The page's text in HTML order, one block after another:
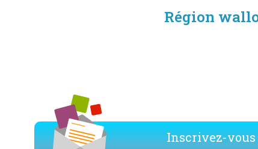
Région
Inscrivez-vous